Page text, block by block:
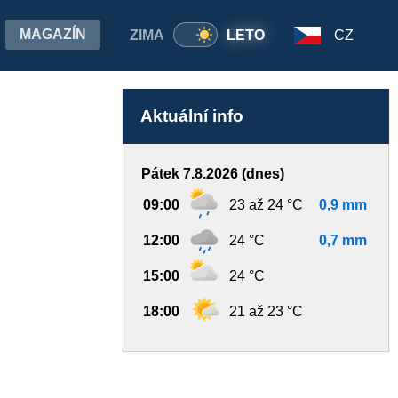
ZIMA LETO
MAGAZÍN CZ
Aktuální info
Pátek 7.8.2026 (dnes)
09:00 23 až 24 °C 0,9 mm
12:00 24 °C 0,7 mm
15:00 24 °C
18:00 21 až 23 °C